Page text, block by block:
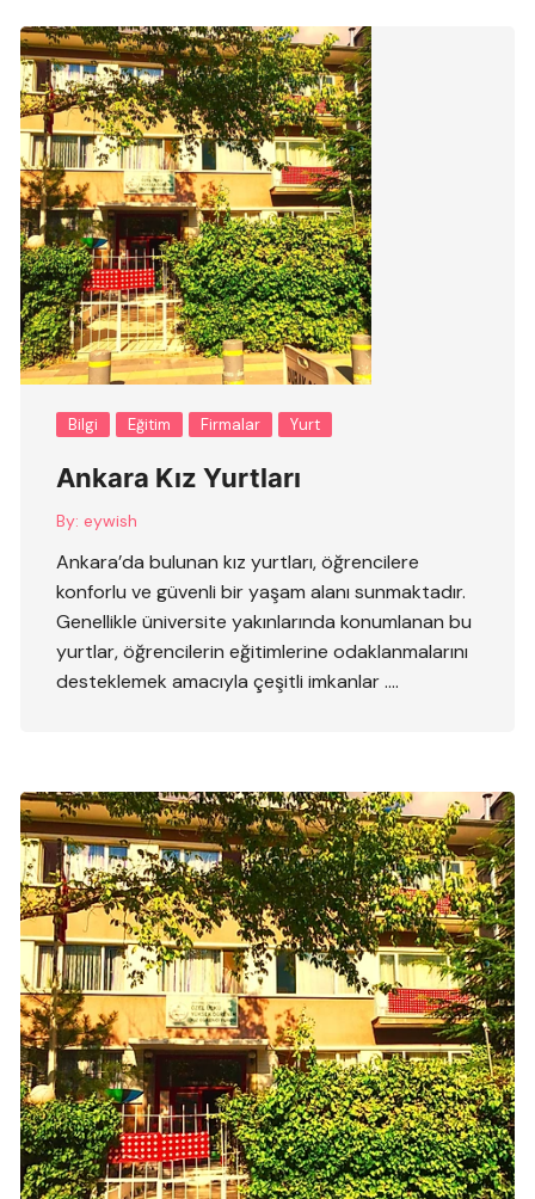
Bilgi Eğitim Firmalar Yurt
Ankara Kız Yurtları
By: eywish
Ankara’da bulunan kız yurtları, öğrencilere
konforlu ve güvenli bir yaşam alanı sunmaktadır.
Genellikle üniversite yakınlarında konumlanan bu
yurtlar, öğrencilerin eğitimlerine odaklanmalarını
desteklemek amacıyla çeşitli imkanlar ….